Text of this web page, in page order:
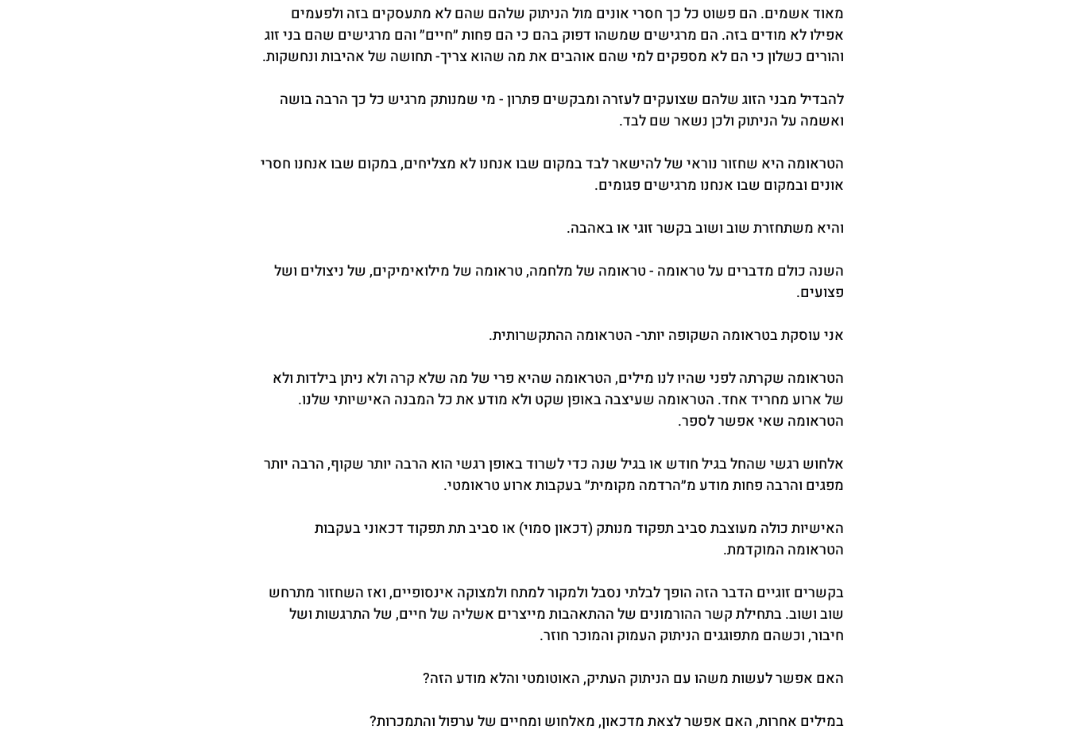
מאוד אשמים. הם פשוט כל כך חסרי אונים מול הניתוק שלהם שהם לא מתעסקים בזה ולפעמים
אפילו לא מודים בזה. הם מרגישים שמשהו דפוק בהם כי הם פחות ״חיים״ והם מרגישים שהם בני זוג
והורים כשלון כי הם לא מספקים למי שהם אוהבים את מה שהוא צריך- תחושה של אהיבות ונחשקות.
להבדיל מבני הזוג שלהם שצועקים לעזרה ומבקשים פתרון - מי שמנותק מרגיש כל כך הרבה בושה
ואשמה על הניתוק ולכן נשאר שם לבד.
הטראומה היא שחזור נוראי של להישאר לבד במקום שבו אנחנו לא מצליחים, במקום שבו אנחנו חסרי
אונים ובמקום שבו אנחנו מרגישים פגומים.
והיא משתחזרת שוב ושוב בקשר זוגי או באהבה.
השנה כולם מדברים על טראומה - טראומה של מלחמה, טראומה של מילואימיקים, של ניצולים ושל
פצועים.
אני עוסקת בטראומה השקופה יותר- הטראומה ההתקשרותית.
הטראומה שקרתה לפני שהיו לנו מילים, הטראומה שהיא פרי של מה שלא קרה ולא ניתן בילדות ולא
של ארוע מחריד אחד. הטראומה שעיצבה באופן שקט ולא מודע את כל המבנה האישיותי שלנו.
הטראומה שאי אפשר לספר.
אלחוש רגשי שהחל בגיל חודש או בגיל שנה כדי לשרוד באופן רגשי הוא הרבה יותר שקוף, הרבה יותר
מפגים והרבה פחות מודע מ״הרדמה מקומית״ בעקבות ארוע טראומטי.
האישיות כולה מעוצבת סביב תפקוד מנותק (דכאון סמוי) או סביב תת תפקוד דכאוני בעקבות
הטראומה המוקדמת.
בקשרים זוגיים הדבר הזה הופך לבלתי נסבל ולמקור למתח ולמצוקה אינסופיים, ואז השחזור מתרחש
שוב ושוב. בתחילת קשר ההורמונים של ההתאהבות מייצרים אשליה של חיים, של התרגשות ושל
חיבור, וכשהם מתפוגגים הניתוק העמוק והמוכר חוזר.
האם אפשר לעשות משהו עם הניתוק העתיק, האוטומטי והלא מודע הזה?
במילים אחרות, האם אפשר לצאת מדכאון, מאלחוש ומחיים של ערפול והתמכרות?